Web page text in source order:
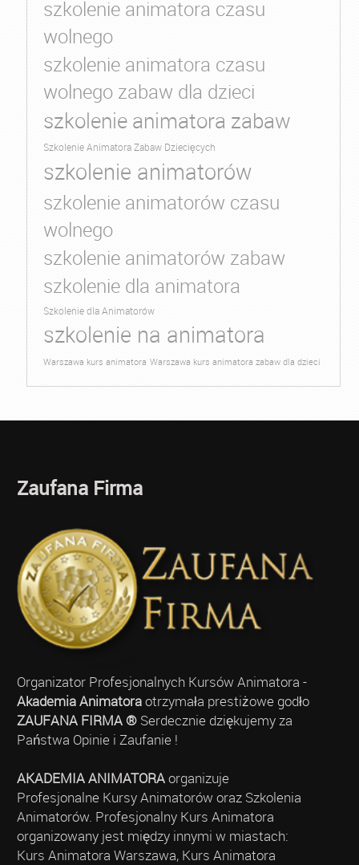
szkolenie animatora czasu
wolnego
szkolenie animatora czasu
wolnego zabaw dla dzieci
szkolenie animatora zabaw
Szkolenie Animatora Zabaw Dziecięcych
szkolenie animatorów
szkolenie animatorów czasu
wolnego
szkolenie animatorów zabaw
szkolenie dla animatora
Szkolenie dla Animatorów
szkolenie na animatora
Warszawa kurs animatora Warszawa kurs animatora zabaw dla dzieci
Zaufana Firma
Organizator Profesjonalnych Kursów Animatora -
Akademia Animatoraotrzymała prestiżowe godło
ZAUFANA FIRMA ®Serdecznie dziękujemy za
Państwa Opinie i Zaufanie !
AKADEMIA ANIMATORAorganizuje
Profesjonalne Kursy Animatorów oraz Szkolenia
Animatorów. Profesjonalny Kurs Animatora
organizowany jest między innymi w miastach:
Kurs Animatora Warszawa, Kurs Animatora